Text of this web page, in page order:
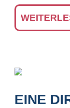
EINE